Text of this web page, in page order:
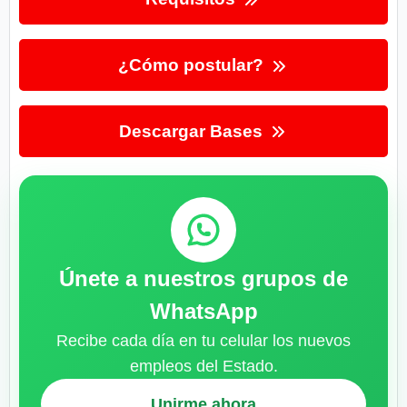
¿Cómo postular?
Descargar Bases
Únete a nuestros grupos de
WhatsApp
Recibe cada día en tu celular los nuevos
empleos del Estado.